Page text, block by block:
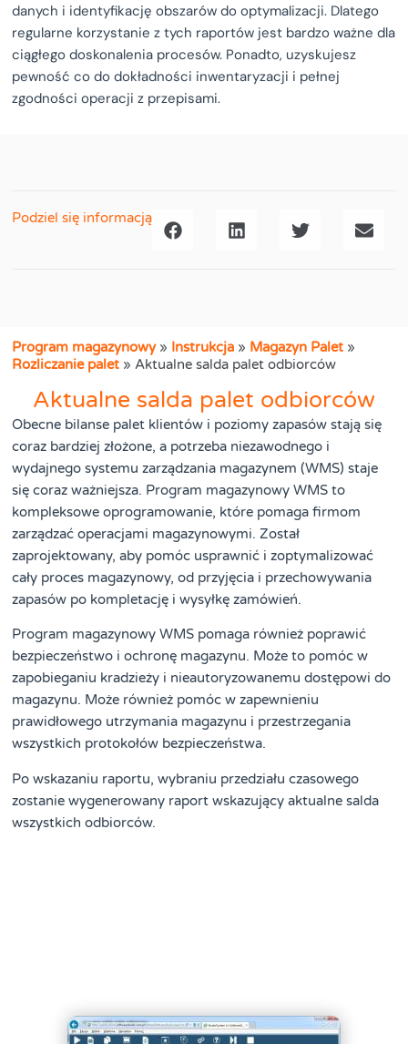
danych i identyfikację obszarów do optymalizacji. Dlatego
regularne korzystanie z tych raportów jest bardzo ważne dla
ciągłego doskonalenia procesów. Ponadto, uzyskujesz
pewność co do dokładności inwentaryzacji i pełnej
zgodności operacji z przepisami.
Podziel się informacją
Program magazynowy» Instrukcja » Magazyn Palet »
Rozliczanie palet »Aktualne salda palet odbiorców
Aktualne salda palet odbiorców
Obecne bilanse palet klientów i poziomy zapasów stają się
coraz bardziej złożone, a potrzeba niezawodnego i
wydajnego systemu zarządzania magazynem (WMS) staje
się coraz ważniejsza. Program magazynowy WMS to
kompleksowe oprogramowanie, które pomaga firmom
zarządzać operacjami magazynowymi. Został
zaprojektowany, aby pomóc usprawnić i zoptymalizować
cały proces magazynowy, od przyjęcia i przechowywania
zapasów po kompletację i wysyłkę zamówień.
Program magazynowy WMS pomaga również poprawić
bezpieczeństwo i ochronę magazynu. Może to pomóc w
zapobieganiu kradzieży i nieautoryzowanemu dostępowi do
magazynu. Może również pomóc w zapewnieniu
prawidłowego utrzymania magazynu i przestrzegania
wszystkich protokołów bezpieczeństwa.
Po wskazaniu raportu, wybraniu przedziału czasowego
zostanie wygenerowany raport wskazujący aktualne salda
wszystkich odbiorców.